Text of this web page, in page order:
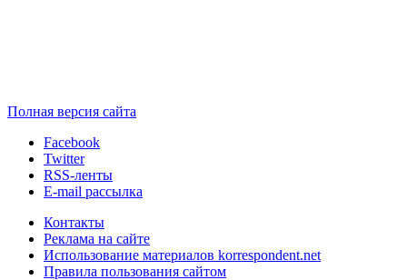
Полная версия сайта
Facebook
Twitter
RSS-ленты
E-mail рассылка
Контакты
Реклама на сайте
Использование материалов korrespondent.net
Правила пользования сайтом